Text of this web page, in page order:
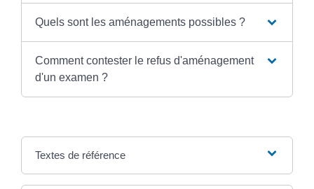
Quels sont les aménagements possibles ?
Comment contester le refus d'aménagement
d'un examen ?
Textes de référence